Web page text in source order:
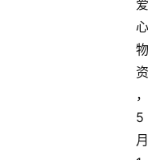
爱
心
物
资
，
5
月